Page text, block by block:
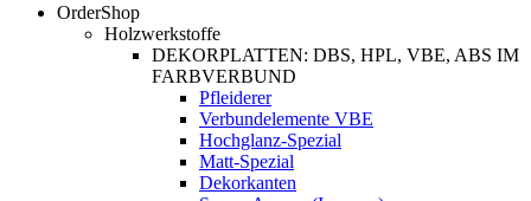
OrderShop
Holzwerkstoffe
DEKORPLATTEN: DBS, HPL, VBE, ABS IM
FARBVERBUND
Pfleiderer
Verbundelemente VBE
Hochglanz-Spezial
Matt-Spezial
Dekorkanten